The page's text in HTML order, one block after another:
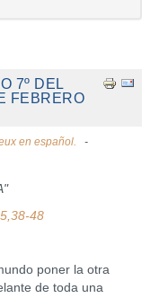
7º DEL
FEBRERO
en español.
48
poner la otra
de toda una